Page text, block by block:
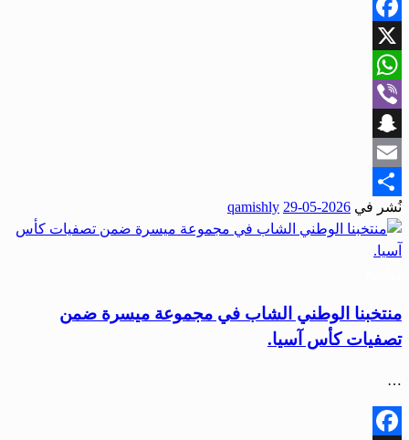
Facebook
X
WhatsApp
Viber
Snapchat
Email
Share
نُشر في 2026-05-29
qamishly
منتخبنا الوطني الشاب في مجموعة ميسرة ضمن
تصفيات كأس آسيا.
…